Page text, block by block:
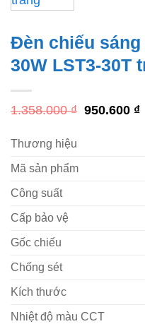
Đèn chiếu
30W LST3-30T
1.358.000₫ Giá
950.600 ₫
Thương hiệu
Mã sản phẩm
Công suất
Cấp bảo vệ
Gốc chiếu
Chống sét
Kích thước
Nhiệt độ màu CCT